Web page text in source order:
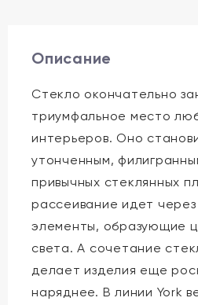
Описание
Стекло окончательно
триумфальное место
интерьеров. Оно
утонченным,
привычных стеклянных
рассеивание идет
элементы, образующие
света. А сочетание
делает изделия еще
наряднее. В линии York